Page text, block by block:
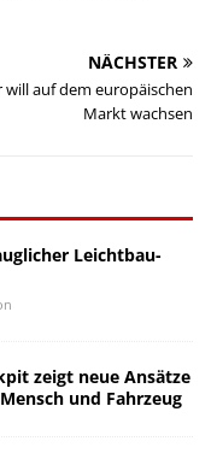
NÄCHSTER
auf dem europäischen
Markt wachsen
Leichtbau-
zeigt neue Ansätze
und Fahrzeug